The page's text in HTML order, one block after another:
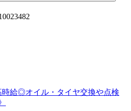
時給◎オイル・タイヤ交換や点検